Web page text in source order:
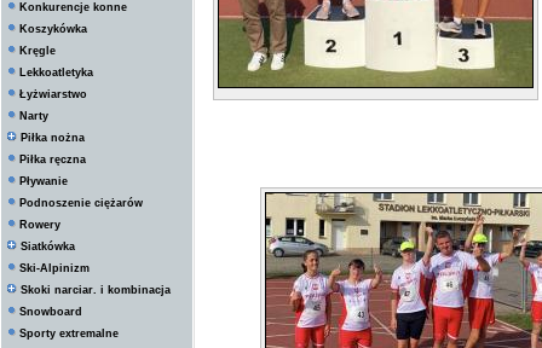
Konkurencje konne
Koszykówka
Kręgle
Lekkoatletyka
Łyżwiarstwo
Narty
Piłka nożna
Piłka ręczna
Pływanie
Podnoszenie ciężarów
Rowery
Siatkówka
Ski-Alpinizm
Skoki narciar. i kombinacja
Snowboard
Sporty extremalne